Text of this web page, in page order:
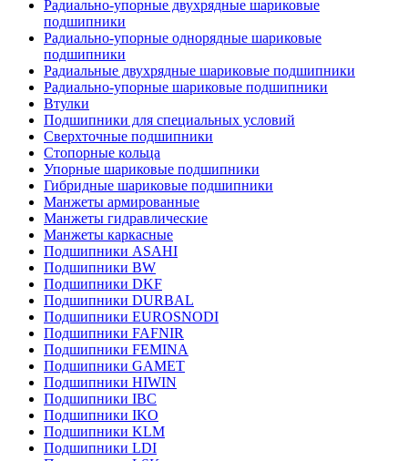
Радиально-упорные двухрядные шариковые
подшипники
Радиально-упорные однорядные шариковые
подшипники
Радиальные двухрядные шариковые подшипники
Радиально-упорные шариковые подшипники
Втулки
Подшипники для специальных условий
Сверхточные подшипники
Стопорные кольца
Упорные шариковые подшипники
Гибридные шариковые подшипники
Манжеты армированные
Манжеты гидравлические
Манжеты каркасные
Подшипники ASAHI
Подшипники BW
Подшипники DKF
Подшипники DURBAL
Подшипники EUROSNODI
Подшипники FAFNIR
Подшипники FEMINA
Подшипники GAMET
Подшипники HIWIN
Подшипники IBC
Подшипники IKO
Подшипники KLM
Подшипники LDI